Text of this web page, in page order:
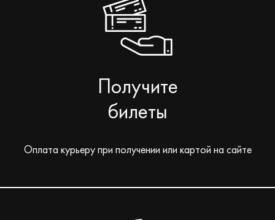
Получите
билеты
Оплата курьеру при получении или картой на сайте